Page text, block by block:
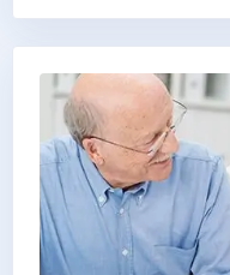
Exaktes Aufmaß